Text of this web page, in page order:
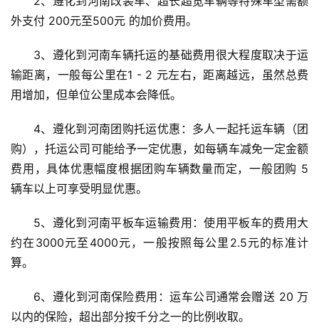
外支付 200元至500元 的加价费用。
3、遵化到河南车辆托运的基础费用很大程度取决于运
输距离，一般每公里在1 - 2 元左右，距离越远，虽然总费
用增加，但单位公里成本会降低。
4、遵化到河南团购托运优惠：多人一起托运车辆（团
购），托运公司可能给予一定优惠，如每辆车减免一定金额
费用，具体优惠幅度根据团购车辆数量而定，一般团购 5
辆车以上可享受明显优惠。
5、遵化到河南平板车运输费用：使用平板车的费用大
约在3000元至4000元，一般按照每公里2.5元的标准计
算。
6、遵化到河南保险费用：运车公司通常会赠送 20 万
以内的保险，超出部分按千分之一的比例收取。